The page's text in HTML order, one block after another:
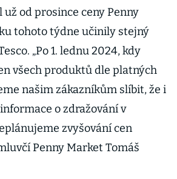
už od prosince ceny Penny
tohoto týdne učinily stejný
„Po 1. lednu 2024, kdy
všech produktů dle platných
našim zákazníkům slíbit, že i
o zdražování v
zvyšování cen
Penny Market Tomáš